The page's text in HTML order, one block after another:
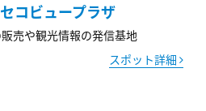
コビュープラザ
売や観光情報の発信基地
スポット詳細